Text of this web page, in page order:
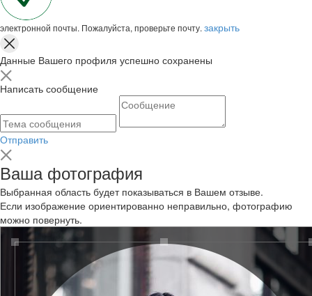
электронной почты. Пожалуйста, проверьте почту. закрыть
Данные Вашего профиля успешно сохранены
Написать сообщение
Отправить
Ваша фотография
Выбранная область будет показываться в Вашем отзыве.
Если изображение ориентированно неправильно, фотографию
можно повернуть.